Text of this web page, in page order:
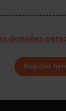
données
Register